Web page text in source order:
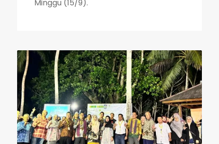
Minggu (15/9).